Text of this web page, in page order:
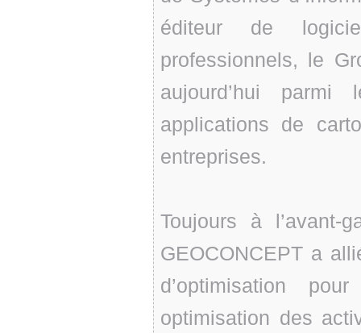
éditeur de
professionnels, le
aujourd’hui
applications de
entreprises.
Toujours à l’avant-
GEOCONCEPT a
d’optimisation
optimisation des